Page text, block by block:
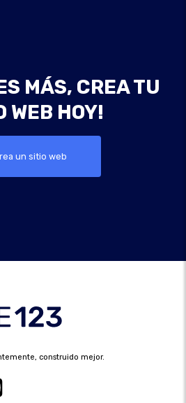
MÁS, CREA TU
WEB HOY!
un sitio web
construido mejor.